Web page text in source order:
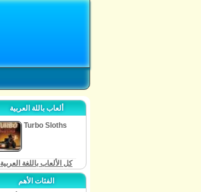
ألعاب باللة العربية
Turbo Sloths
كل الألعاب باللغة العربية
الفئات الأهم